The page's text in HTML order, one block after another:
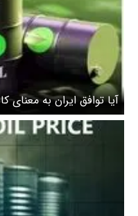
آیا توافق ایران به
پیش بینی شوکه کننده از